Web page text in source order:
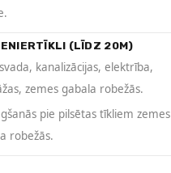
(LĪDZ 20M)
kanalizācijas, elektrība,
zemes gabala robežās.
pie pilsētas tīkliem zemes
robežās.